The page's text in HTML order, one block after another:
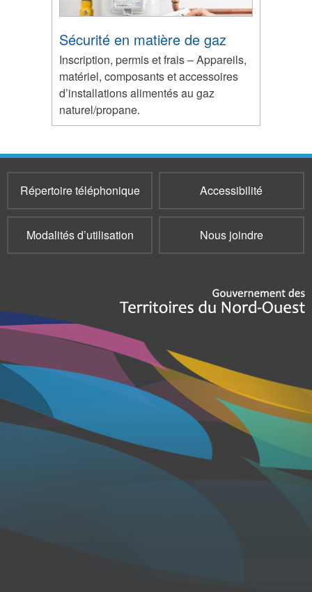
Sécurité en matière de gaz
Inscription, permis et frais – Appareils,
matériel, composants et accessoires
d’installations alimentés au gaz
naturel/propane.
Répertoire téléphonique Accessibilité
Modalités d’utilisation Nous joindre